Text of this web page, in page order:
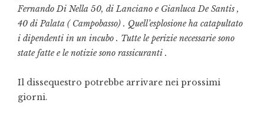
Fernando Di Nella 50, di Lanciano e Gianluca De Santis ,
40 di Palata ( Campobasso) . Quell’esplosione ha catapultato
i dipendenti in un incubo . Tutte le perizie necessarie sono
state fatte e le notizie sono rassicuranti .
Il dissequestro potrebbe arrivare nei prossimi
giorni.